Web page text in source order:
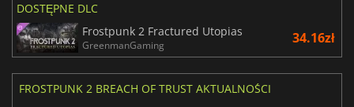
DOSTĘPNE DLC
Frostpunk 2 Fractured Utopias
GreenmanGaming 34.16zł
FROSTPUNK 2 BREACH OF TRUST AKTUALNOŚCI